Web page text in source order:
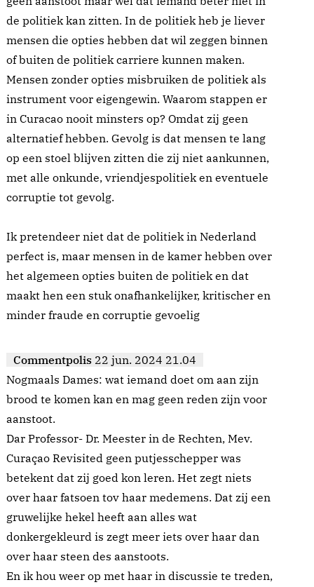
de politiek kan zitten. In de politiek heb je liever
mensen die opties hebben dat wil zeggen binnen
of buiten de politiek carriere kunnen maken.
Mensen zonder opties misbruiken de politiek als
instrument voor eigengewin. Waarom stappen er
in Curacao nooit minsters op? Omdat zij geen
alternatief hebben. Gevolg is dat mensen te lang
op een stoel blijven zitten die zij niet aankunnen,
met alle onkunde, vriendjespolitiek en eventuele
corruptie tot gevolg.
Ik pretendeer niet dat de politiek in Nederland
perfect is, maar mensen in de kamer hebben over
het algemeen opties buiten de politiek en dat
maakt hen een stuk onafhankelijker, kritischer en
minder fraude en corruptie gevoelig
Commentpolis 22 jun. 2024 21.04
Nogmaals Dames: wat iemand doet om aan zijn
brood te komen kan en mag geen reden zijn voor
aanstoot.
Dar Professor- Dr. Meester in de Rechten, Mev.
Curaçao Revisited geen putjesschepper was
betekent dat zij goed kon leren. Het zegt niets
over haar fatsoen tov haar medemens. Dat zij een
gruwelijke hekel heeft aan alles wat
donkergekleurd is zegt meer iets over haar dan
over haar steen des aanstoots.
En ik hou weer op met haar in discussie te treden,